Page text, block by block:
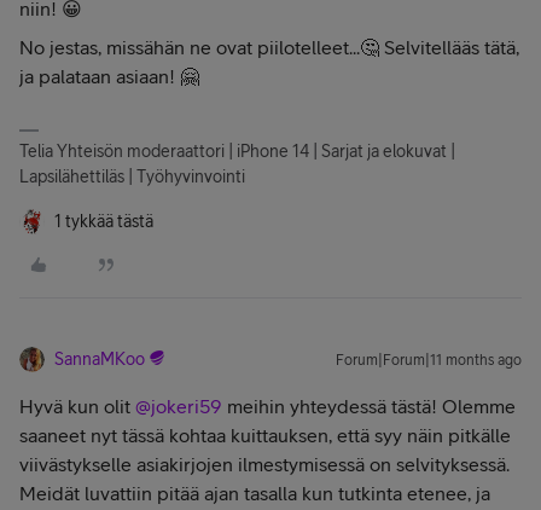
niin! 😀
No jestas, missähän ne ovat piilotelleet...🤔 Selvitellääs tätä,
ja palataan asiaan! 🤗
Telia Yhteisön moderaattori | iPhone 14 | Sarjat ja elokuvat |
Lapsilähettiläs | Työhyvinvointi
1 tykkää tästä
SannaMKoo Forum|Forum|11 months ago
Hyvä kun olit ​ @jokeri59 meihin yhteydessä tästä! Olemme
saaneet nyt tässä kohtaa kuittauksen, että syy näin pitkälle
viivästykselle asiakirjojen ilmestymisessä on selvityksessä.
Meidät luvattiin pitää ajan tasalla kun tutkinta etenee, ja